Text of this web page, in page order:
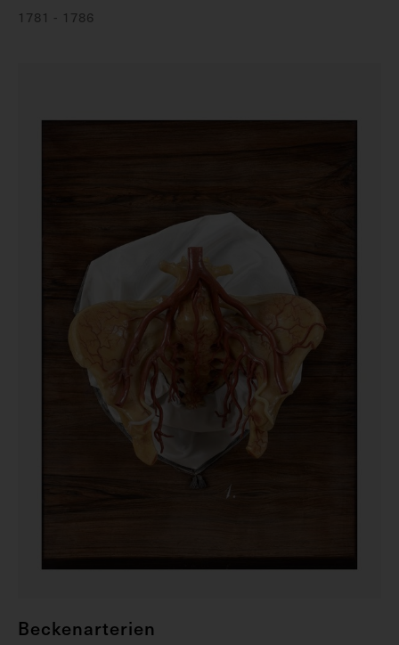
1781 - 1786
Beckenarterien